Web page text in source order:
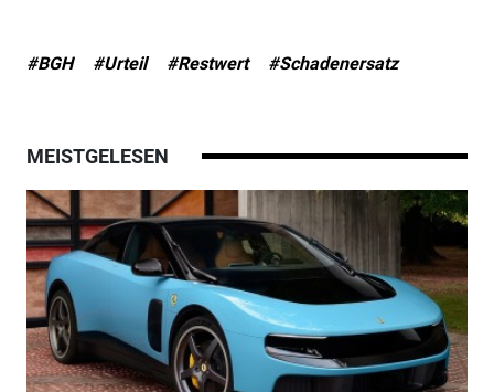
#BGH #Urteil #Restwert #Schadenersatz
MEISTGELESEN